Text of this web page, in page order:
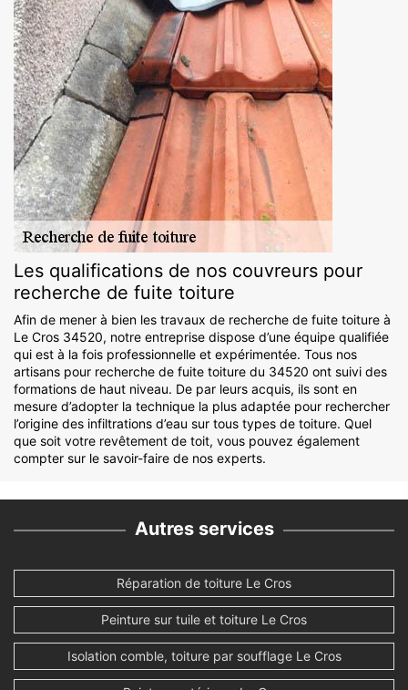
Les qualifications de nos couvreurs pour
recherche de fuite toiture
Afin de mener à bien les travaux de recherche de fuite toiture à
Le Cros 34520, notre entreprise dispose d’une équipe qualifiée
qui est à la fois professionnelle et expérimentée. Tous nos
artisans pour recherche de fuite toiture du 34520 ont suivi des
formations de haut niveau. De par leurs acquis, ils sont en
mesure d’adopter la technique la plus adaptée pour rechercher
l’origine des infiltrations d’eau sur tous types de toiture. Quel
que soit votre revêtement de toit, vous pouvez également
compter sur le savoir-faire de nos experts.
Autres services
Réparation de toiture Le Cros
Peinture sur tuile et toiture Le Cros
Isolation comble, toiture par soufflage Le Cros